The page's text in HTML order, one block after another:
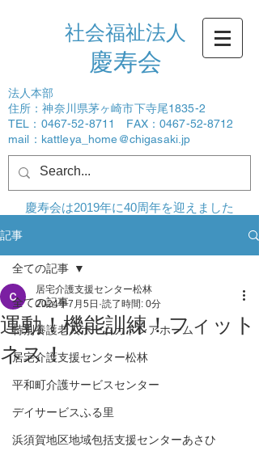
社会福祉法人
​慶寿会
法人本部
住所：神奈川県茅ヶ崎市下寺尾1835-2
TEL：0467-52-8711 FAX：0467-52-8712
mail： kattleya_home@chigasaki.jp
ログイン
慶寿会は2019年に40周年を迎えました
記事
全ての記事
特別養護老人ホームカトレアホーム
居宅介護支援センター松林
平和町介護サービスセンター
デイサービスふる里
浜須賀地区地域包括支援センターあさひ
全ての記事
運動！機能訓練！フィット
ネス！
居宅介護支援センター松林
2024年7月5日 読了時間: 0分